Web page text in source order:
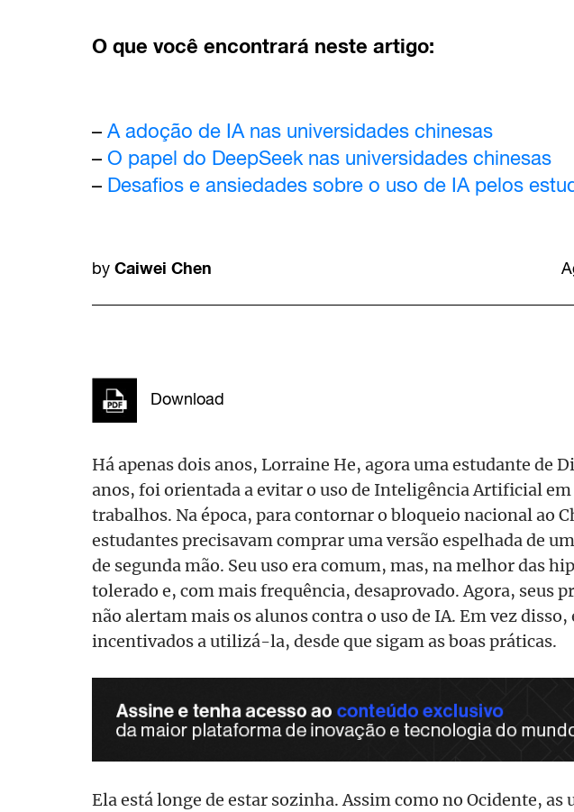
O que você encontrará neste artigo:
– A adoção de IA nas universidades chinesas
– O papel do DeepSeek nas universidades chinesas
– Desafios e ansiedades sobre o uso de IA pelos
by Caiwei Chen
Download
Há apenas dois anos, Lorraine He, agora uma estudante de
anos, foi orientada a evitar o uso de Inteligência Artificial em
trabalhos. Na época, para contornar o bloqueio nacional ao
estudantes precisavam comprar uma versão espelhada de
de segunda mão. Seu uso era comum, mas, na melhor das
tolerado e, com mais frequência, desaprovado. Agora, seus
não alertam mais os alunos contra o uso de IA. Em vez disso,
incentivados a utilizá-la, desde que sigam as boas práticas.
Ela está longe de estar sozinha. Assim como no Ocidente, as